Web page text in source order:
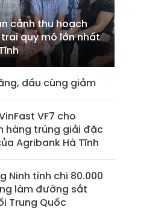
cảnh thu hoạch
quy mô lớn nhất
dầu cùng giảm
VF7 cho
hàng trúng giải đặc
Agribank Hà Tĩnh
Ninh tính chi 80.000
làm đường sắt
Trung Quốc